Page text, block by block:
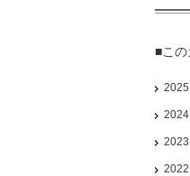
■この
2025
2024
2023
2022